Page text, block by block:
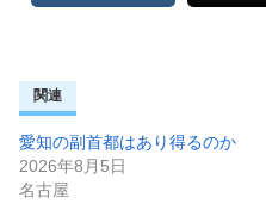
関連
愛知の副首都はあり得るのか
2026年8月5日
名古屋